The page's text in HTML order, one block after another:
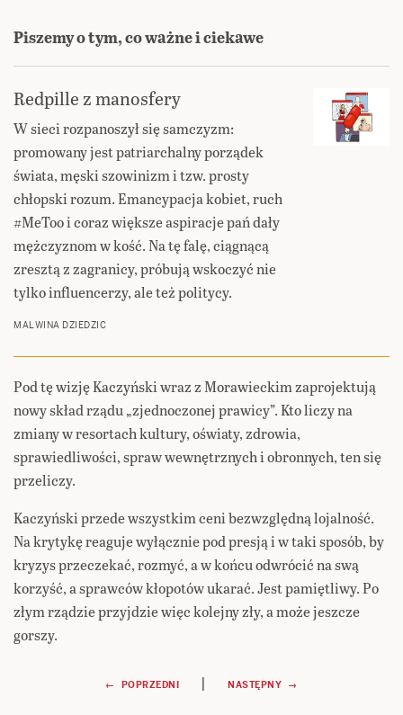
Piszemy o tym, co ważne i ciekawe
Redpille z manosfery
W sieci rozpanoszył się samczyzm:
promowany jest patriarchalny porządek
świata, męski szowinizm i tzw. prosty
chłopski rozum. Emancypacja kobiet, ruch
#MeToo i coraz większe aspiracje pań dały
mężczyznom w kość. Na tę falę, ciągnącą
zresztą z zagranicy, próbują wskoczyć nie
tylko influencerzy, ale też politycy.
MALWINA DZIEDZIC
Pod tę wizję Kaczyński wraz z Morawieckim zaprojektują
nowy skład rządu „zjednoczonej prawicy”. Kto liczy na
zmiany w resortach kultury, oświaty, zdrowia,
sprawiedliwości, spraw wewnętrznych i obronnych, ten się
przeliczy.
Kaczyński przede wszystkim ceni bezwzględną lojalność.
Na krytykę reaguje wyłącznie pod presją i w taki sposób, by
kryzys przeczekać, rozmyć, a w końcu odwrócić na swą
korzyść, a sprawców kłopotów ukarać. Jest pamiętliwy. Po
złym rządzie przyjdzie więc kolejny zły, a może jeszcze
gorszy.
Nawigacja← POPRZEDNI | NASTĘPNY →